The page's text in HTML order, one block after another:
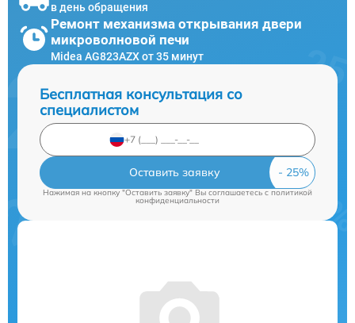
в день обращения
Ремонт механизма открывания двери
микроволновой печи
Midea AG823AZX от 35 минут
Бесплатная консультация со
специалистом
Оставить заявку
Нажимая на кнопку "Оставить заявку" Вы соглашаетесь cполитикой
конфиденциальности